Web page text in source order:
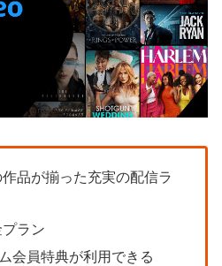
品が揃った充実の配信ラ
ラン
会員特典が利用できる